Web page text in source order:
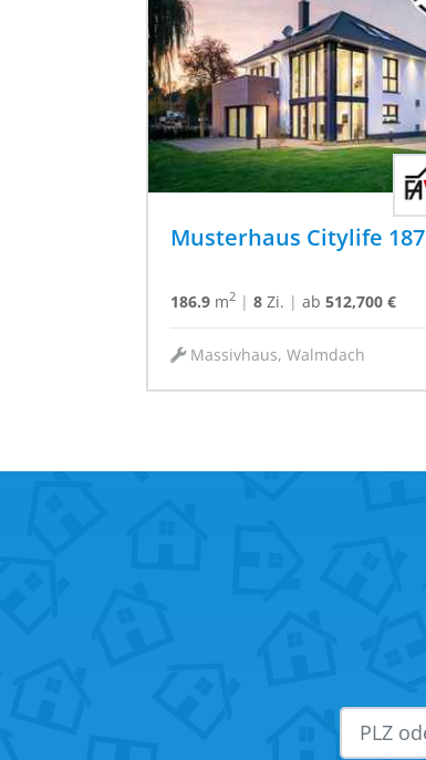
Musterhaus Citylife 187
186.9 m2 | 8 Zi. | ab 512,700 €
Massivhaus, Walmdach